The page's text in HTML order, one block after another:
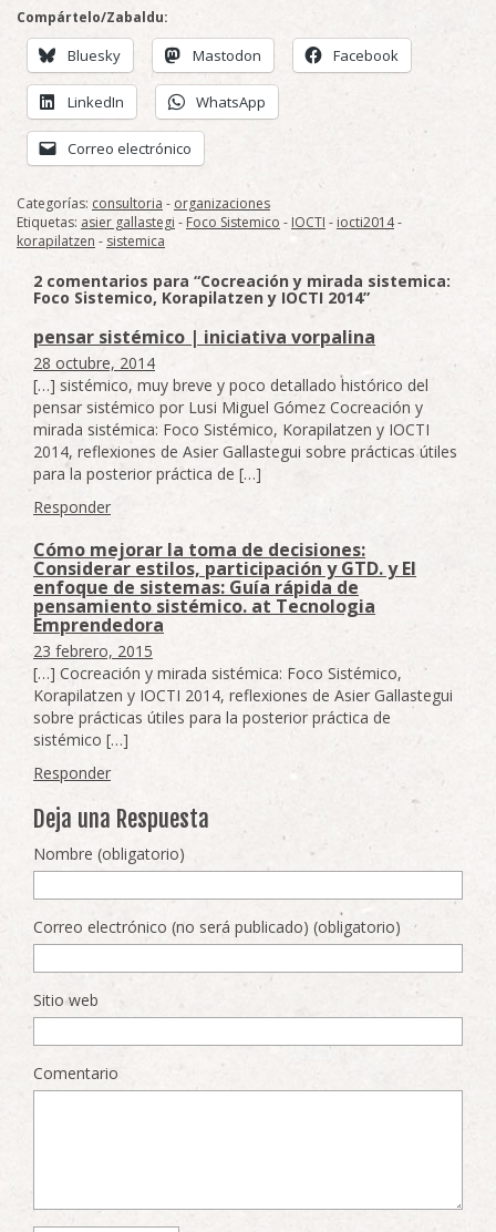
Compártelo/Zabaldu:
Bluesky Mastodon Facebook
LinkedIn WhatsApp
Correo electrónico
Categorías: consultoria - organizaciones
Etiquetas: asier gallastegi -Foco Sistemico - IOCTI - iocti2014-
korapilatzen - sistemica
2 comentarios para “Cocreación y mirada sistemica:
Foco Sistemico, Korapilatzen y IOCTI 2014”
pensar sistémico | iniciativa vorpalina
28 octubre, 2014
[…] sistémico, muy breve y poco detallado histórico del
pensar sistémico por Lusi Miguel Gómez Cocreación y
mirada sistémica: Foco Sistémico, Korapilatzen y IOCTI
2014, reflexiones de Asier Gallastegui sobre prácticas útiles
para la posterior práctica de […]
Responder
Cómo mejorar la toma de decisiones:
Considerar estilos, participación y GTD. y El
enfoque de sistemas: Guía rápida de
pensamiento sistémico. at Tecnologia
Emprendedora
23 febrero, 2015
[…] Cocreación y mirada sistémica: Foco Sistémico,
Korapilatzen y IOCTI 2014, reflexiones de Asier Gallastegui
sobre prácticas útiles para la posterior práctica de
sistémico […]
Responder
Deja una Respuesta
Nombre (obligatorio)
Correo electrónico (no será publicado) (obligatorio)
Sitio web
Comentario